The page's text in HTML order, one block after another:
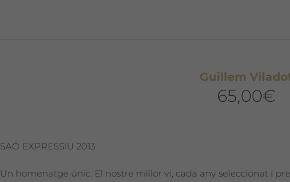
Guillem
65,00€
SAÓ EXPRESSIU 2013
Un homenatge únic. El nostre millor vi, cada any seleccionat i